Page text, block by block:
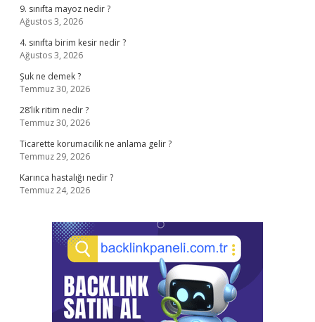
9. sınıfta mayoz nedir ?
Ağustos 3, 2026
4. sınıfta birim kesir nedir ?
Ağustos 3, 2026
Şuk ne demek ?
Temmuz 30, 2026
28’lik ritim nedir ?
Temmuz 30, 2026
Ticarette korumacilik ne anlama gelir ?
Temmuz 29, 2026
Karınca hastalığı nedir ?
Temmuz 24, 2026